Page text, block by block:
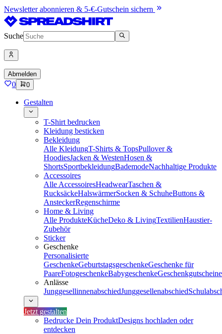
Newsletter abonnieren & 5-€-Gutschein sichern
Suche
Abmelden
0 0
Gestalten
T-Shirt bedrucken
Kleidung besticken
Bekleidung
Alle KleidungT-Shirts & TopsPullover &
HoodiesJacken & WestenHosen &
ShortsSportbekleidungBademodeNachhaltige Produkte
Accessoires
Alle AccessoiresHeadwearTaschen &
RucksäckeHalswärmerSocken & SchuheButtons &
AnsteckerRegenschirme
Home & Living
Alle ProdukteKücheDeko & LivingTextilienHaustier-
Zubehör
Sticker
Geschenke
Personalisierte
GeschenkeGeburtstagsgeschenkeGeschenke für
PaareFotogeschenkeBabygeschenkeGeschenkgutscheine
Anlässe
JunggesellinnenabschiedJunggesellenabschied
Jetzt gestalten
Bedrucke Dein ProduktDesigns hochladen oder
entdecken